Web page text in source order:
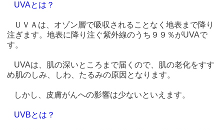
UVAとは？
ＵＶＡは、オゾン層で吸収されることなく地表まで降り
注ぎます。地表に降り注ぐ紫外線のうち９９％がUVAで
す。
UVAは、肌の深いところまで届くので、肌の老化をすす
め肌のしみ、しわ、たるみの原因となります。
しかし、皮膚がんへの影響は少ないといえます。
UVBとは？